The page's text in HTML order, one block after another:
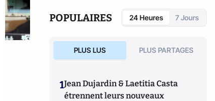
POPULAIRES 24 Heures 7 Jours
PLUS LUS PLUS PARTAGES
1Jean Dujardin & Laetitia Casta
étrennent leurs nouveaux